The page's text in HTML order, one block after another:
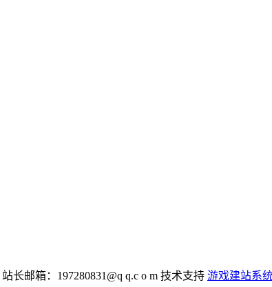
站长邮箱：197280831@q q.c o m 技术支持 游戏建站系